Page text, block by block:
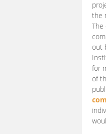
the
The
out
for
of